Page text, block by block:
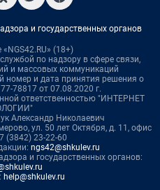
и государственных органов
(18+)
по надзору в сфере связи,
и массовых коммуникаций
номер и дата принятия решения о
78817 от 07.08.2020 г.
ответственностью "ИНТЕРНЕТ
Александр Николаевич
ул. 50 лет Октября, д. 11, офис
(3842) 23-22-60
ngs42@shkulev.ru
и государственных органов:
help@shkulev.ru